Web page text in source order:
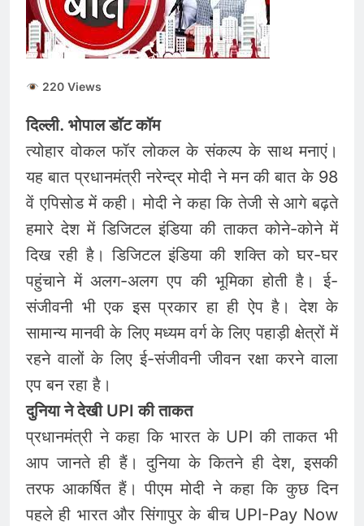
की कीमतों में जबरदस्त तेजी,
जानिए आपके शहर में क्या है
ताजा भाव
August 6, 2026
भारतीय शेयर बाजार में
दिन आपके लिए कैसा रहेगा
August 6, 2026
220 Views
दिल्ली. भोपाल डॉट कॉम
त्योहार वोकल फॉर लोकल के संकल्प के साथ मनाएं।
यह बात प्रधानमंत्री नरेन्द्र मोदी ने मन की बात के 98
वें एपिसोड में कही। मोदी ने कहा कि तेजी से आगे बढ़ते
हमारे देश में डिजिटल इंडिया की ताकत कोने-कोने में
दिख रही है। डिजिटल इंडिया की शक्ति को घर-घर
पहुंचाने में अलग-अलग एप की भूमिका होती है। ई-
संजीवनी भी एक इस प्रकार हा ही ऐप है। देश के
सामान्य मानवी के लिए मध्यम वर्ग के लिए पहाड़ी क्षेत्रों में
रहने वालों के लिए ई-संजीवनी जीवन रक्षा करने वाला
एप बन रहा है।
दुनिया ने देखी UPI की ताकत
प्रधानमंत्री ने कहा कि भारत के UPI की ताकत भी
आप जानते ही हैं। दुनिया के कितने ही देश, इसकी
तरफ आकर्षित हैं। पीएम मोदी ने कहा कि कुछ दिन
पहले ही भारत और सिंगापुर के बीच UPI-Pay Now